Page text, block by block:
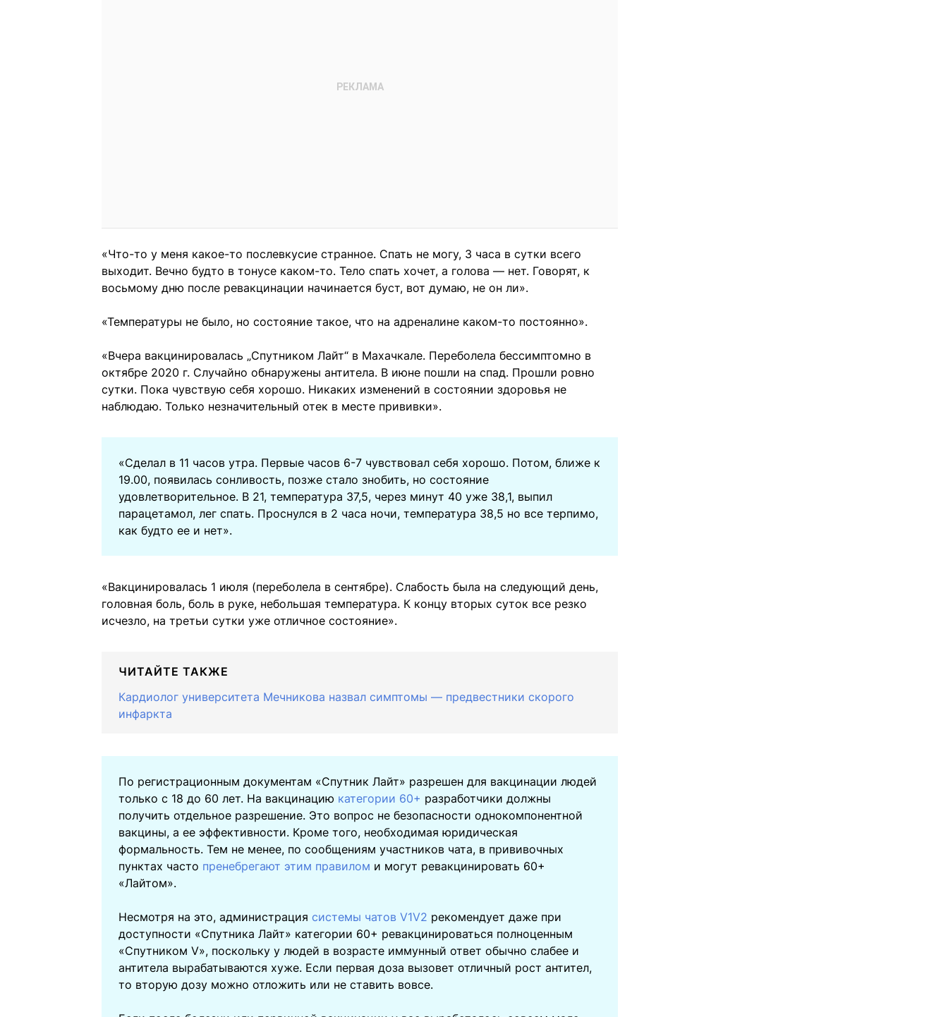
«Что-то у меня какое-то послевкусие странное. Спать не могу, 3 часа в сутки всего
выходит. Вечно будто в тонусе каком-то. Тело спать хочет, а голова — нет. Говорят, к
восьмому дню после ревакцинации начинается буст, вот думаю, не он ли».
«Температуры не было, но состояние такое, что на адреналине каком-то постоянно».
«Вчера вакцинировалась „Спутником Лайт“ в Махачкале. Переболела бессимптомно в
октябре 2020 г. Случайно обнаружены антитела. В июне пошли на спад. Прошли ровно
сутки. Пока чувствую себя хорошо. Никаких изменений в состоянии здоровья не
наблюдаю. Только незначительный отек в месте прививки».
«Сделал в 11 часов утра. Первые часов 6-7 чувствовал себя хорошо. Потом, ближе к
19.00, появилась сонливость, позже стало знобить, но состояние
удовлетворительное. В 21, температура 37,5, через минут 40 уже 38,1, выпил
парацетамол, лег спать. Проснулся в 2 часа ночи, температура 38,5 но все терпимо,
как будто ее и нет».
«Вакцинировалась 1 июля (переболела в сентябре). Слабость была на следующий день,
головная боль, боль в руке, небольшая температура. К концу вторых суток все резко
исчезло, на третьи сутки уже отличное состояние».
ЧИТАЙТЕ ТАКЖЕ
Кардиолог университета Мечникова назвал симптомы — предвестники скорого
инфаркта
По регистрационным документам «Спутник Лайт» разрешен для вакцинации людей
только с 18 до 60 лет. На вакцинацию категории 60+ разработчики должны
получить отдельное разрешение. Это вопрос не безопасности однокомпонентной
вакцины, а ее эффективности. Кроме того, необходимая юридическая
формальность. Тем не менее, по сообщениям участников чата, в прививочных
пунктах часто пренебрегают этим правилом и могут ревакцинировать 60+
«Лайтом».
Несмотря на это, администрация системы чатов V1V2 рекомендует даже при
доступности «Спутника Лайт» категории 60+ ревакцинироваться полноценным
«Спутником V», поскольку у людей в возрасте иммунный ответ обычно слабее и
антитела вырабатываются хуже. Если первая доза вызовет отличный рост антител,
то вторую дозу можно отложить или не ставить вовсе.